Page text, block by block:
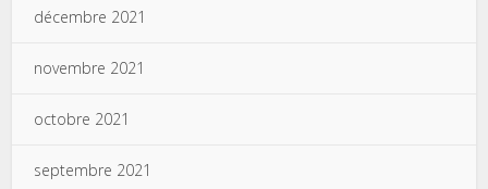
décembre 2021
novembre 2021
octobre 2021
septembre 2021